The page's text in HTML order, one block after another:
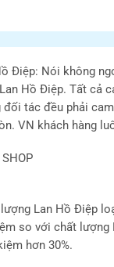
Điệp: Nói không
Hồ Điệp. Tất cả
tác đều phải
VN khách hàng
Lan Hồ Điệp
so với chất
hơn 30%.